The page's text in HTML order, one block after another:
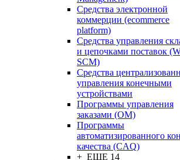
Средства электронной
коммерции (ecommerce
platform)
Средства управления
и цепочками поставок
SCM)
Средства
управления конечными
устройствами
Программы управления
заказами (OM)
Программы
автоматизированного
качества (CAQ)
+ ЕЩЕ 14